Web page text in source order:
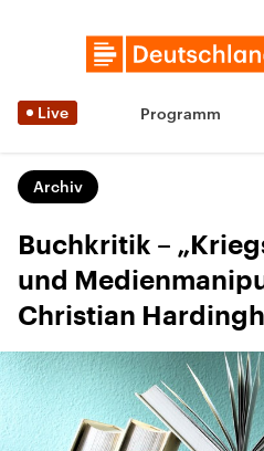
Live Programm
Archiv
Buchkritik –
und
Christian